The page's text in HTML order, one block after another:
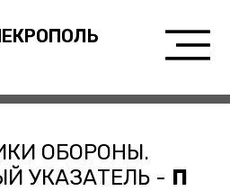
ОБОРОНЫ.
УКАЗАТЕЛЬ - П